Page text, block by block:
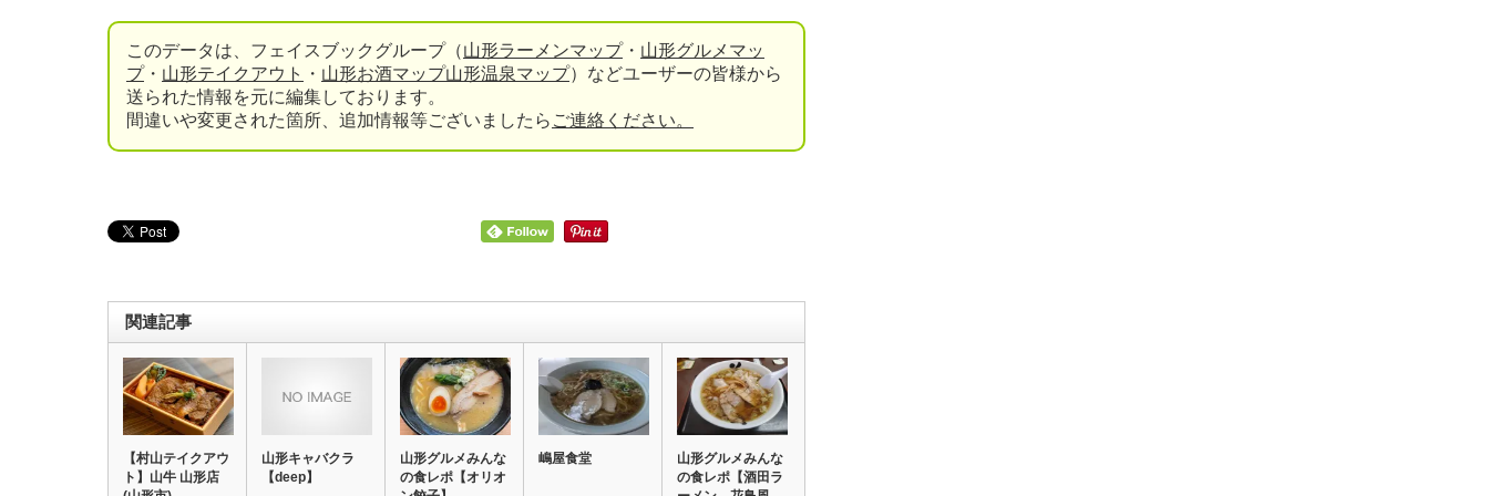
このデータは、フェイスブックグループ（山形ラーメンマップ・ 山形グルメマッ
プ・ 山形テイクアウト ・ 山形お酒マップ山形温泉マップ）などユーザーの皆様から
送られた情報を元に編集しております。
間違いや変更された箇所、追加情報等ございましたら ご連絡ください。
関連記事
【村山テイクアウ
ト】山牛 山形店
山形キャバクラ
【deep】
山形グルメみんな
の食レポ【オリオ
嶋屋食堂
山形グルメみんな
の食レポ【酒田ラ